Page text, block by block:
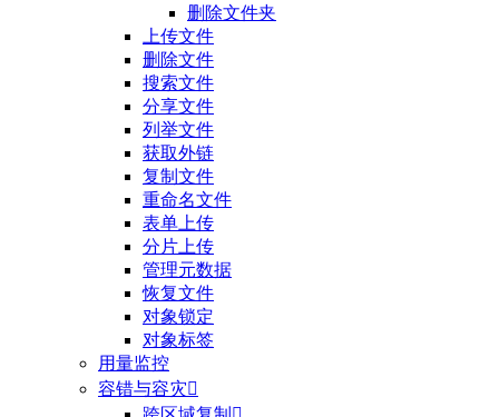
删除文件夹
上传文件
删除文件
搜索文件
分享文件
列举文件
获取外链
复制文件
重命名文件
表单上传
分片上传
管理元数据
恢复文件
对象锁定
对象标签
用量监控
容错与容灾